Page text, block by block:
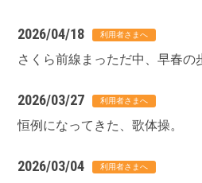
2026/04/18
さくら前線まっただ中、早春の
2026/03/27
恒例になってきた、歌体操。
2026/03/04